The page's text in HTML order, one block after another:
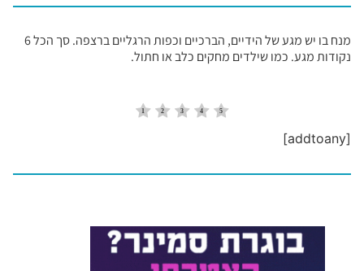
מנח בו יש מגע של הידיים, הברכיים וכפות הרגליים ברצפה. סך הכל 6
נקודות מגע. כמו שילדים מחקים כלב או חתול.
[addtoany]